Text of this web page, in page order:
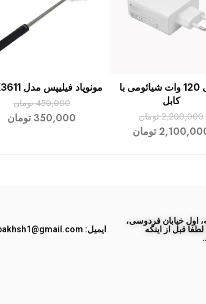
افزودن به سبد خرید
کلگی 120 وات شیائومی با
کابل
2,200,000 تومان
تومان
افزودن به سبد خرید
مونوپاد فیلیپس مدل DLK3611
450,000 تومان
350,000 تومان
اول خیابان فردوسی،
جنب پاساژ طبس، پلاک 20 لطفا قبل از اینکه
ایمیل: momenpakhsh1@gmail.com